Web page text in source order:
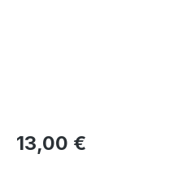
Regulärer Preis:
13,00 €